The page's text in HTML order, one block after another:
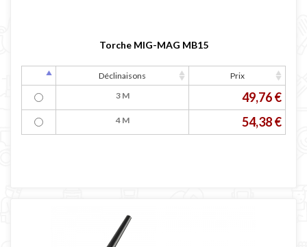
Torche MIG-MAG MB15
Déclinaisons
Prix
3 M
49,76 €
4 M 54,38 €